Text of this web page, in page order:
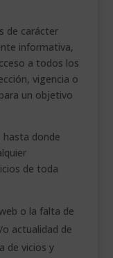
de carácter
informativa,
a todos los
vigencia o
un objetivo
hasta donde
de toda
o la falta de
actualidad de
de vicios y